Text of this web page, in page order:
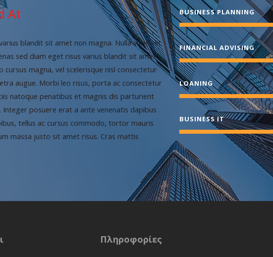
At
blandit sit amet non magna. Nulla vitae elit
sed diam eget risus varius blandit sit amet
cursus magna, vel scelerisque nisl consectetur
augue. Morbi leo risus, porta ac consectetur
natoque penatibus et magnis dis parturient
posuere erat a ante venenatis dapibus
tellus ac cursus commodo, tortor mauris
massa justo sit amet risus. Cras mattis
BUSINESS PLANNING
FINANCIAL ADVISING
LOANING
BUSINESS IT
Πληροφορίες